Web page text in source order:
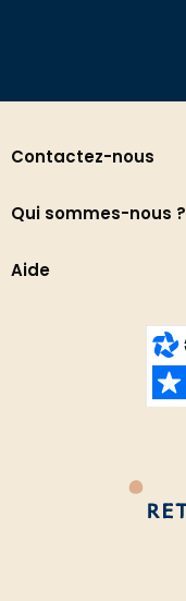
Contactez-nous
Qui sommes-nous ?
Aide